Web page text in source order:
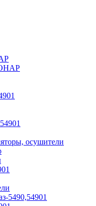
осушители
5490,54901